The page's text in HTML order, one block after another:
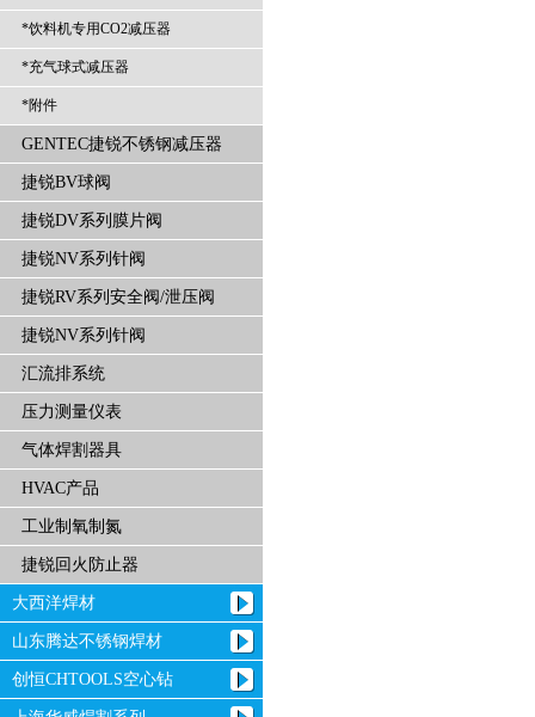
*饮料机专用CO2减压器
*充气球式减压器
*附件
GENTEC捷锐不锈钢减压器
捷锐BV球阀
捷锐DV系列膜片阀
捷锐NV系列针阀
捷锐RV系列安全阀/泄压阀
捷锐NV系列针阀
汇流排系统
压力测量仪表
气体焊割器具
HVAC产品
工业制氧制氮
捷锐回火防止器
大西洋焊材
山东腾达不锈钢焊材
创恒CHTOOLS空心钻